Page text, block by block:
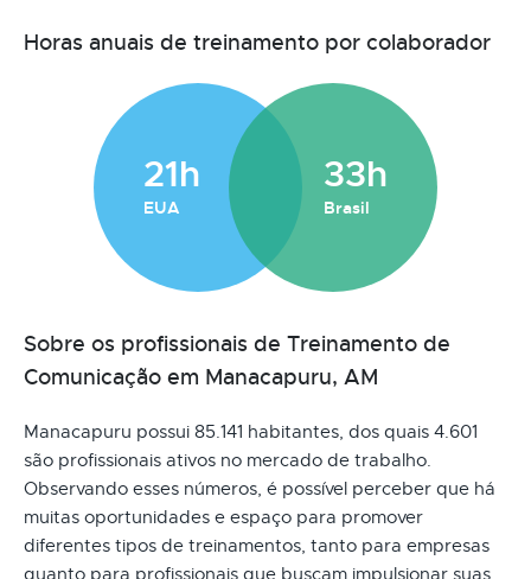
Horas anuais de treinamento por colaborador
21h
EUA
33h
Brasil
Sobre os profissionais de Treinamento de
Comunicação em Manacapuru, AM
Manacapuru possui 85.141 habitantes, dos quais 4.601
são profissionais ativos no mercado de trabalho.
Observando esses números, é possível perceber que há
muitas oportunidades e espaço para promover
diferentes tipos de treinamentos, tanto para empresas
quanto para profissionais que buscam impulsionar suas